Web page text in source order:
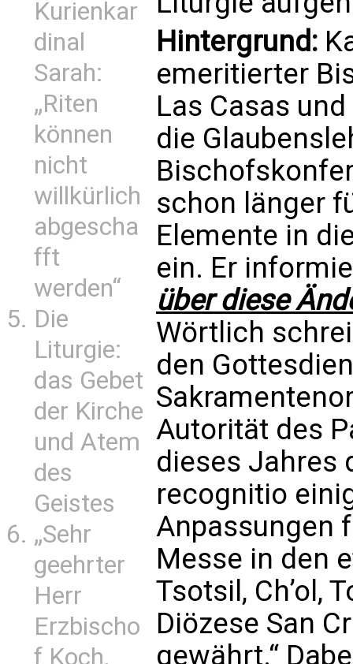
Kurienkar
dinal
Sarah:
„Riten
können
nicht
willkürlich
abgescha
fft
werden“
Die
Liturgie:
das Gebet
der Kirche
und Atem
des
Geistes
„Sehr
geehrter
Herr
Erzbischo
f Koch,
Hintergrund:
emeritierter
Las Casas
die
schon länger
Elemente in
ein. Er
über diese
Wörtlich
den
Autorität des
dieses Jahres
recognitio
Anpassungen
Messe in den
Tsotsil, Ch’ol,
Diözese San
gewährt.“